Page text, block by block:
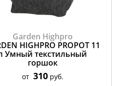
Garden Highpro
HIGHPRO PROPOT 11
Умный текстильный
горшок
от 310руб.